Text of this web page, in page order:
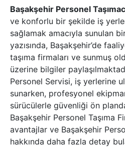
Başakşehir Personel
ve konforlu bir şekilde iş
sağlamak amacıyla sunulan
yazısında, Başakşehir’de
taşıma firmaları ve sunmuş
üzerine bilgiler
Personel Servisi, iş yerlerine
sunarken, profesyonel
sürücülerle güvenliği ön
Başakşehir Personel Taşıma
avantajlar ve Başakşehir
hakkında daha fazla detay